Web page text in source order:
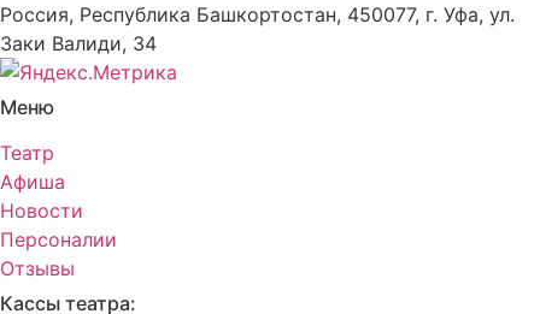
Россия, Республика Башкортостан, 450077, г. Уфа, ул.
Заки Валиди, 34
Меню
Театр
Афиша
Новости
Персоналии
Отзывы
Кассы театра: